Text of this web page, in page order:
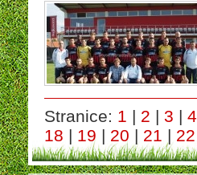
Stranice: 1 | 2 | 3 | 4
18 | 19 | 20 | 21 | 22